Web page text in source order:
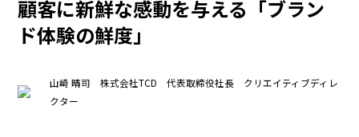
顧客に新鮮な感動を与える「ブラン
ド体験の鮮度」
山崎 晴司 株式会社TCD 代表取締役社長 クリエイティブディレ
クター